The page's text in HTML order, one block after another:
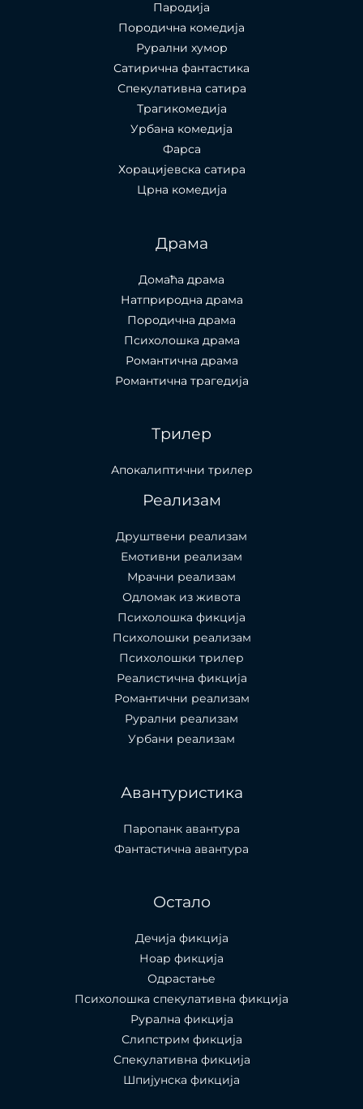
Пародија
Породична комедија
Рурални хумор
Сатирична фантастика
Спекулативна сатира
Трагикомедија
Урбана комедија
Фарса
Хорацијевска сатира
Црна комедија
Драма
Домаћа драма
Натприродна драма
Породична драма
Психолошка драма
Романтична драма
Романтична трагедија
Трилер
Апокалиптични трилер
Реализам
Друштвени реализам
Емотивни реализам
Мрачни реализам
Одломак из живота
Психолошкa фикција
Психолошки реализам
Психолошки трилер
Реалистична фикција
Романтични реализам
Рурални реализам
Урбани реализам
Авантуристика
Паропанк авантура
Фантастична авантура
Остало
Дечија фикција
Ноар фикција
Одрастање
Психолошка спекулативна фикција
Рурална фикција
Слипстрим фикција
Спекулативна фикција
Шпијунска фикција